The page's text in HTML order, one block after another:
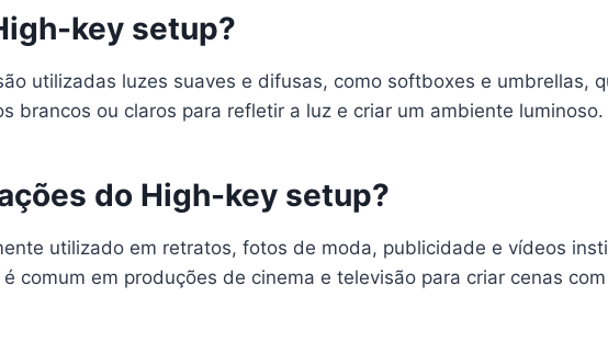
key setup?
utilizadas luzes suaves e difusas, como softboxes e umbrellas,
brancos ou claros para refletir a luz e criar um ambiente luminoso.
do High-key setup?
utilizado em retratos, fotos de moda, publicidade e vídeos
comum em produções de cinema e televisão para criar cenas